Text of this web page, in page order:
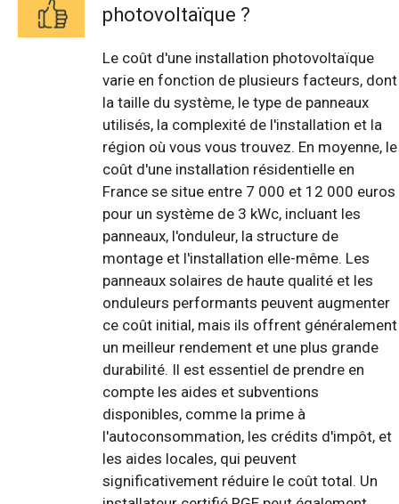
photovoltaïque ?
Le coût d'une installation photovoltaïque
varie en fonction de plusieurs facteurs, dont
la taille du système, le type de panneaux
utilisés, la complexité de l'installation et la
région où vous vous trouvez. En moyenne, le
coût d'une installation résidentielle en
France se situe entre 7 000 et 12 000 euros
pour un système de 3 kWc, incluant les
panneaux, l'onduleur, la structure de
montage et l'installation elle-même. Les
panneaux solaires de haute qualité et les
onduleurs performants peuvent augmenter
ce coût initial, mais ils offrent généralement
un meilleur rendement et une plus grande
durabilité. Il est essentiel de prendre en
compte les aides et subventions
disponibles, comme la prime à
l'autoconsommation, les crédits d'impôt, et
les aides locales, qui peuvent
significativement réduire le coût total. Un